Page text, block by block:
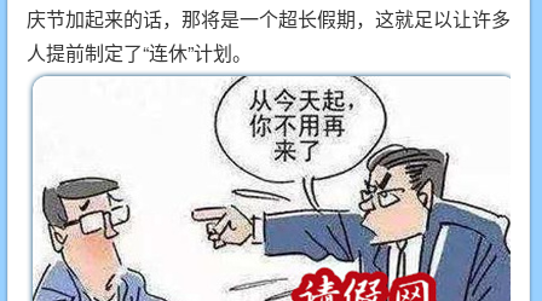
庆节加起来的话，那将是一个超长假期，这就足以让许多
人提前制定了“连休”计划。